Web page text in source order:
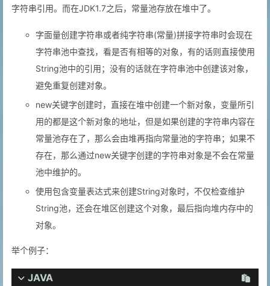
字符串引用。而在JDK1.7之后，常量池存放在堆中了。
字面量创建字符串或者纯字符串(常量)拼接字符串时会现在
字符串池中查找，看是否有相等的对象，有的话则直接使用
String池中的引用；没有的话就在字符串池中创建该对象，
避免重复创建对象。
new关键字创建时，直接在堆中创建一个新对象，变量所引
用的都是这个新对象的地址，但是如果创建的字符串内容在
常量池存在了，那么会由堆再指向常量池的字符串；如果不
存在，那么通过new关键字创建的字符串对象是不会在常量
池中维护的。
使用包含变量表达式来创建String对象时，不仅检查维护
String池，还会在堆区创建这个对象，最后指向堆内存中的
对象。
举个例子：
JAVA